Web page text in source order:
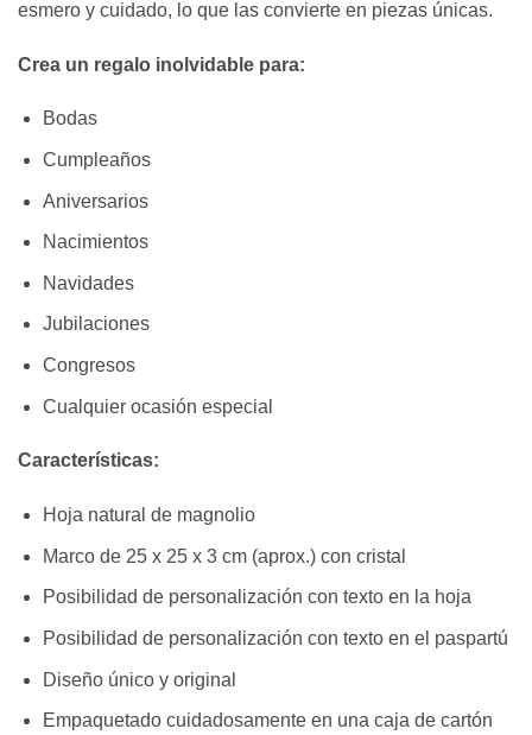
esmero y cuidado, lo que las convierte en piezas únicas.
Crea un regalo inolvidable para:
Bodas
Cumpleaños
Aniversarios
Nacimientos
Navidades
Jubilaciones
Congresos
Cualquier ocasión especial
Características:
Hoja natural de magnolio
Marco de 25 x 25 x 3 cm (aprox.) con cristal
Posibilidad de personalización con texto en la hoja
Posibilidad de personalización con texto en el paspartú
Diseño único y original
Empaquetado cuidadosamente en una caja de cartón